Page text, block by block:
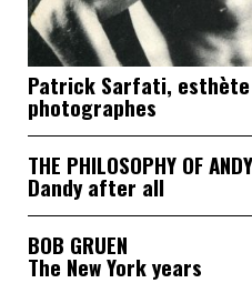
Patrick Sarfati,
photographes
THE PHILOSOPHY OF
Dandy after all
BOB GRUEN
The New York years